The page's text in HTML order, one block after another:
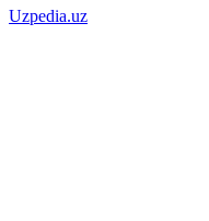
Uzpedia.uz